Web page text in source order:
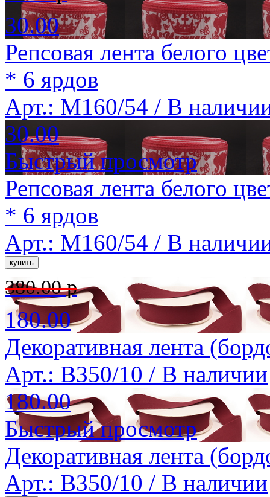
30.00
Репсовая лента белого
* 6 ярдов
Арт.: M160/54 / В
30.00
Быстрый просмотр
Репсовая лента белого
* 6 ярдов
Арт.: M160/54 / В
380.00 р
180.00
Декоративная лента
Арт.: B350/10 / В наличии
180.00
Быстрый просмотр
Декоративная лента
Арт.: B350/10 / В наличии